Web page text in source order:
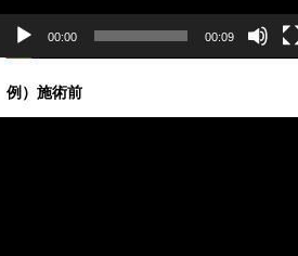
00:00 00:09
例）施術前